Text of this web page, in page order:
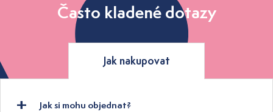
Často kladené dotazy
Jak nakupovat
Jak si mohu objednat?